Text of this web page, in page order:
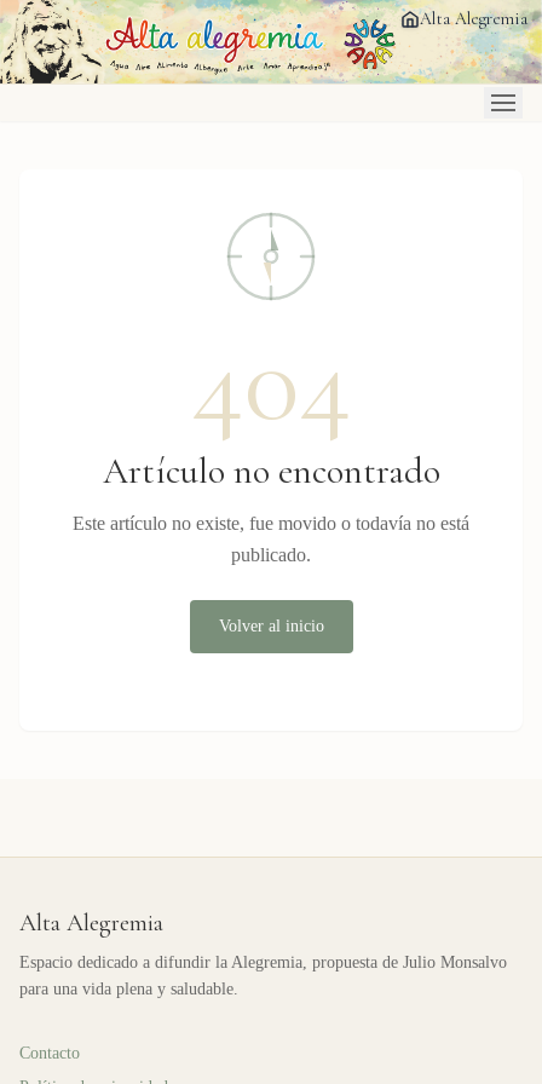
Saltar al contenido principal Alta Alegremia
404
Artículo no encontrado
Este artículo no existe, fue movido o todavía no está
publicado.
Volver al inicio
Alta Alegremia
Espacio dedicado a difundir la Alegremia, propuesta de Julio Monsalvo
para una vida plena y saludable.
Contacto